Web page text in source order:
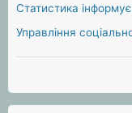
Статистика інформує
Управління